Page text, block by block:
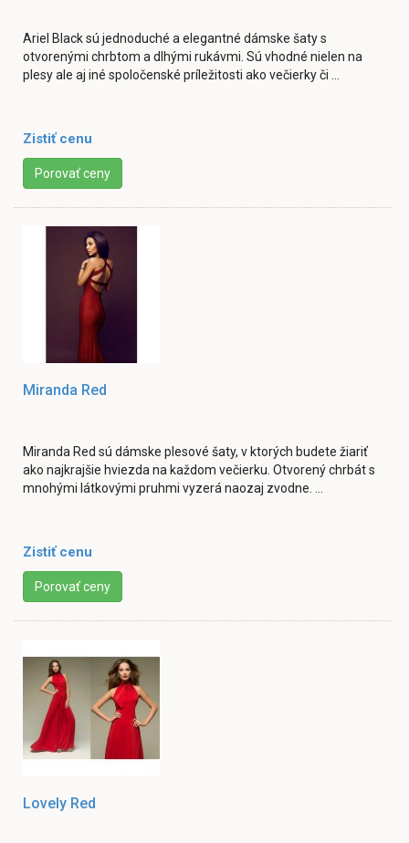
Ariel Black sú jednoduché a elegantné dámske šaty s
otvorenými chrbtom a dlhými rukávmi. Sú vhodné nielen na
plesy ale aj iné spoločenské príležitosti ako večierky či ...
Zistiť cenu
Porovať ceny
Miranda Red
Miranda Red sú dámske plesové šaty, v ktorých budete žiariť
ako najkrajšie hviezda na každom večierku. Otvorený chrbát s
mnohými látkovými pruhmi vyzerá naozaj zvodne. ...
Zistiť cenu
Porovať ceny
Lovely Red